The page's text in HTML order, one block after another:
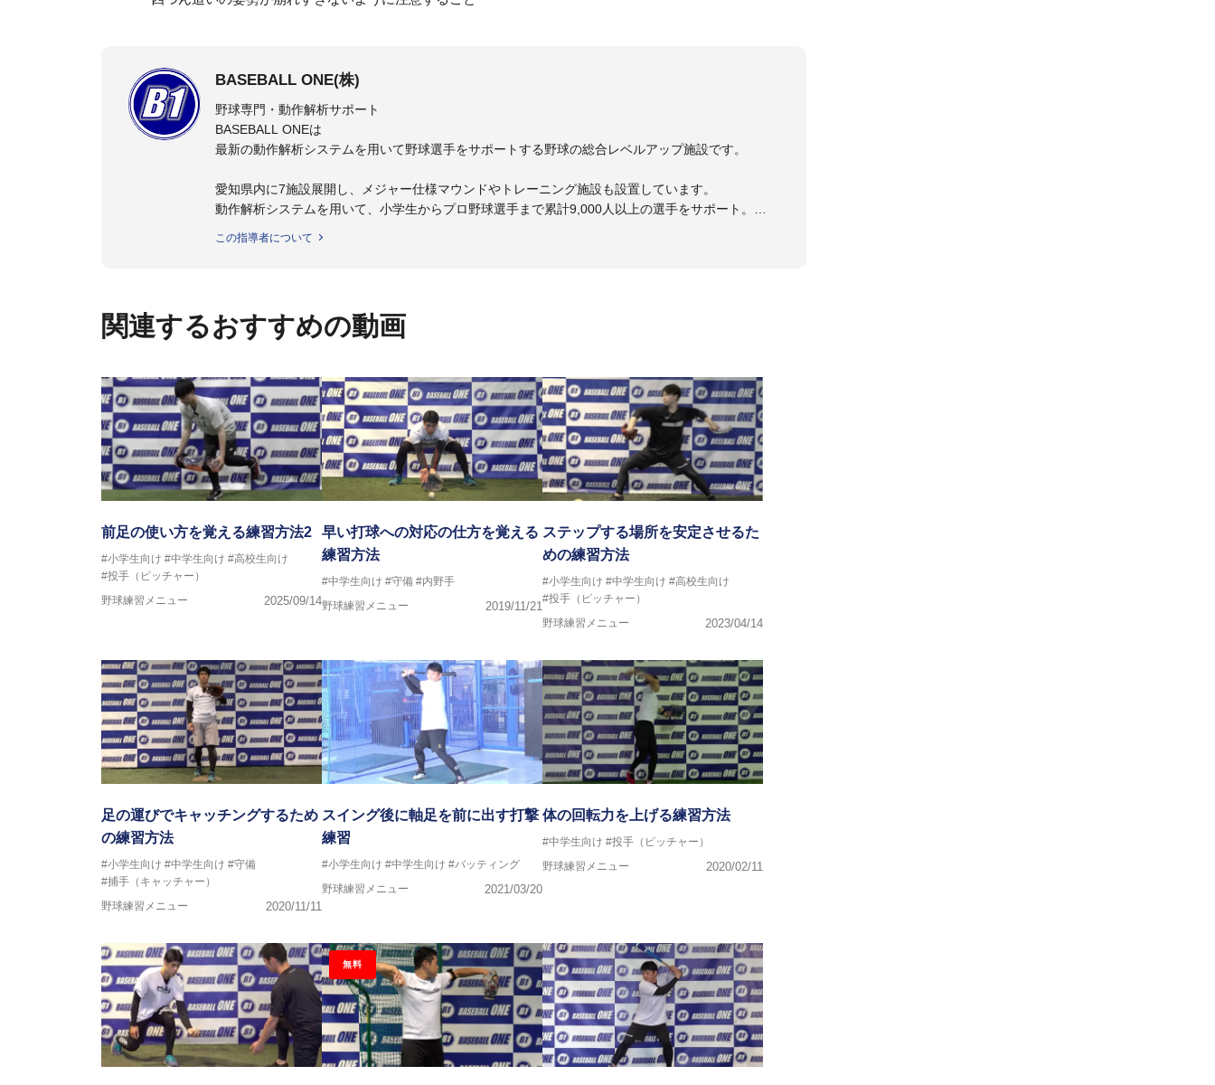
BASEBALL ONE(株)
野球専門・動作解析サポート
BASEBALL ONEは
最新の動作解析システムを用いて野球選手をサポートする野球の総合レベルアップ施設です。
愛知県内に7施設展開し、メジャー仕様マウンドやトレーニング施設も設置しています。
動作解析システムを用いて、小学生からプロ野球選手まで累計9,000人以上の選手をサポート。
この指導者について
関連するおすすめの動画
前足の使い方を覚える練習方法2
#小学生向け #中学生向け #高校生向け
#投手（ピッチャー）
野球練習メニュー
2025/09/14
早い打球への対応の仕方を覚える
練習方法
#中学生向け #守備 #内野手
野球練習メニュー
2019/11/21
ステップする場所を安定させるた
めの練習方法
#小学生向け #中学生向け #高校生向け
#投手（ピッチャー）
野球練習メニュー
2023/04/14
足の運びでキャッチングするため
の練習方法
#小学生向け #中学生向け #守備
#捕手（キャッチャー）
野球練習メニュー
2020/11/11
スイング後に軸足を前に出す打撃
練習
#小学生向け #中学生向け #バッティング
野球練習メニュー
2021/03/20
体の回転力を上げる練習方法
#中学生向け #投手（ピッチャー）
野球練習メニュー
2020/02/11
無料